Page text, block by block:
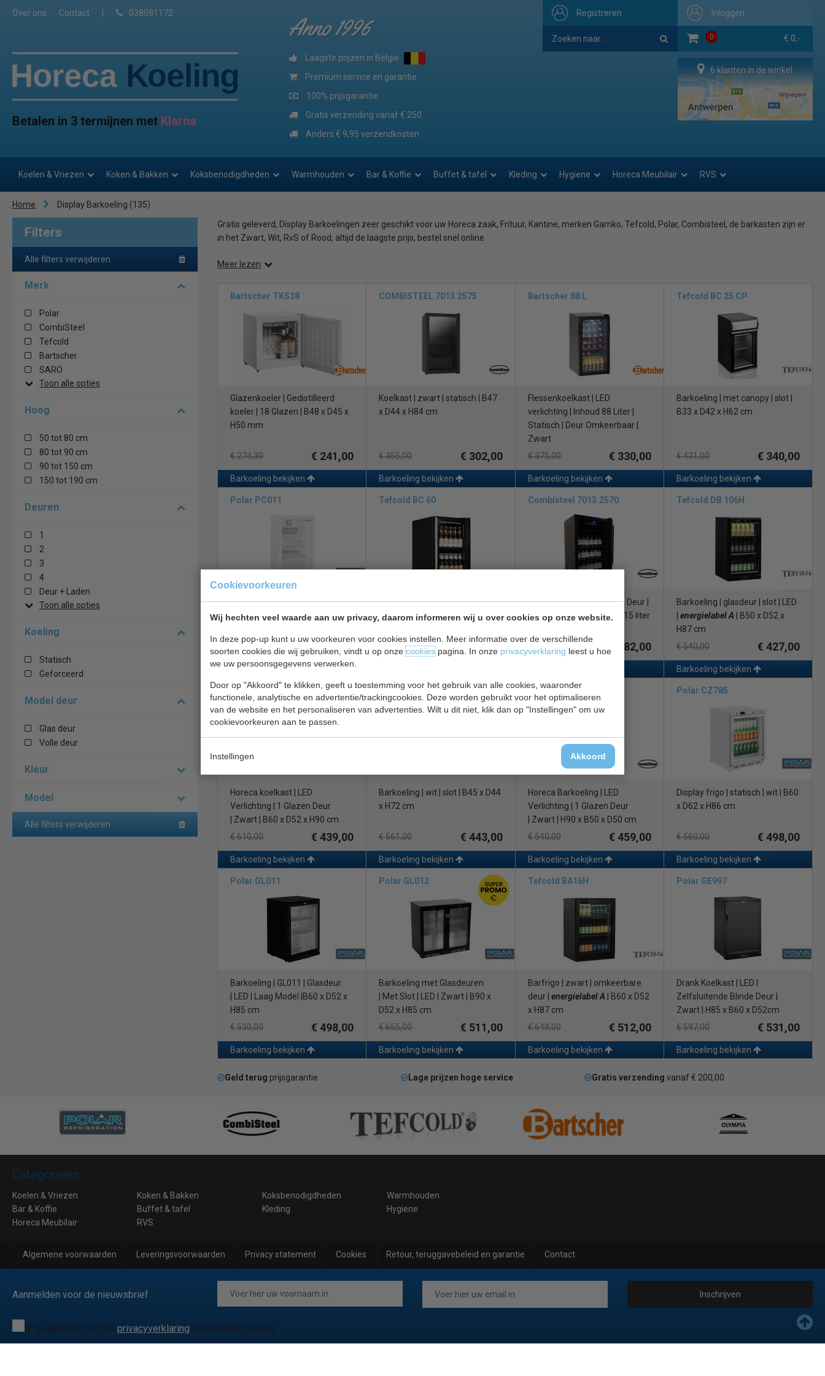
Cookievoorkeuren
Wij hechten veel waarde aan uw privacy, daarom informeren wij u over cookies op onze website.
In deze pop-up kunt u uw voorkeuren voor cookies instellen. Meer informatie over de verschillende
soorten cookies die wij gebruiken, vindt u op onzecookiespagina. In onze privacyverklaring leest u hoe
we uw persoonsgegevens verwerken.
Door op "Akkoord" te klikken, geeft u toestemming voor het gebruik van alle cookies, waaronder
functionele, analytische en advertentie/trackingcookies. Deze worden gebruikt voor het optimaliseren
van de website en het personaliseren van advertenties. Wilt u dit niet, klik dan op "Instellingen" om uw
cookievoorkeuren aan te passen.
Instellingen Akkoord
Over ons Contact 038081172 Inloggen
0 € 0,-
Registreren
Betalen in 3 termijnen met Klarna
Anno 1996
Laagste prijzen in België
Premium service en garantie
100% prijsgarantie
Gratis verzending vanaf € 250
Anders € 9,95 verzendkosten
6 klanten in de winkel
Koelen & Vriezen Koken & Bakken Koksbenodigdheden Warmhouden Bar & Koffie Buffet & tafel Kleding Hygiene Horeca Meubilair RVS
Home Display Barkoeling (135)
Filters
Alle filters verwijderen
Merk
Polar
CombiSteel
Tefcold
Bartscher
SARO
Toon alle opties
Hoog
50 tot 80 cm
80 tot 90 cm
90 tot 150 cm
150 tot 190 cm
Deuren
1
2
3
4
Deur + Laden
Toon alle opties
Koeling
Statisch
Geforceerd
Model deur
Glas deur
Volle deur
Kleur
Model
Alle filters verwijderen
Gratis geleverd, Display Barkoelingen zeer geschikt voor uw Horeca zaak, Frituur, Kantine, merken Gamko, Tefcold, Polar, Combisteel, de barkasten zijn er
in het Zwart, Wit, RvS of Rood, altijd de laagste prijs, bestel snel online
Meer lezen
Bartscher TKS38
Glazenkoeler | Gedistilleerd
koeler | 18 Glazen | B48 x D45 x
H50 mm
€ 274,30 € 241,00
Barkoeling bekijken
COMBISTEEL 7013.2575
Koelkast | zwart | statisch | B47
x D44 x H84 cm
€ 355,00 € 302,00
Barkoeling bekijken
Bartscher 88 L
Flessenkoelkast | LED
verlichting | Inhoud 88 Liter |
Statisch | Deur Omkeerbaar |
Zwart
€ 375,00
€ 330,00
Barkoeling bekijken
Tefcold BC 25 CP
Barkoeling | met canopy | slot |
B33 x D42 x H62 cm
€ 431,00 € 340,00
Barkoeling bekijken
Polar PC011
Display koelkast | tafel model
| wit | B47 x D44 x H84 cm
€ 469,20 € 380,00
Barkoeling bekijken
Tefcold BC 60
Barkoeling | zwart | slot | B43 x
D50 x H69 cm
€ 484,00 € 382,00
Combisteel 7013.2570
Drank Koelkast | 1 Glazen Deur |
Zwart | LED verlichting | 115 liter
€ 449,00
€ 382,00
Tefcold DB 106H
Barkoeling | glasdeur | slot | LED
energielabel A | B50 x D52 x
H87 cm
€ 540,00
€ 427,00
Barkoeling bekijken
Combisteel 7527.0005
Horeca koelkast | LED
Verlichting | 1 Glazen Deur
| Zwart | B60 x D52 x H90 cm
€ 610,00
€ 439,00
Barkoeling bekijken
Tefcold FS60CP
Barkoeling | wit | slot | B45 x D44
x H72 cm
€ 561,00 € 443,00
Barkoeling bekijken
Combisteel 7455.1300
Horeca Barkoeling | LED
Verlichting | 1 Glazen Deur
| Zwart | H90 x B50 x D50 cm
€ 540,00
€ 459,00
Barkoeling bekijken
Polar CZ785
Display frigo | statisch | wit | B60
x D62 x H86 cm
€ 560,00 € 498,00
Barkoeling bekijken
Polar GL011
Barkoeling | GL011 | Glasdeur
| LED | Laag Model |B60 x D52 x
H85 cm
€ 530,00
€ 498,00
Barkoeling bekijken
Polar GL012
Barkoeling met Glasdeuren
| Met Slot | LED | Zwart | B90 x
D52 x H85 cm
€ 655,00
€ 511,00
Barkoeling bekijken
Tefcold BA16H
Barfrigo | zwart | omkeerbare
deur | energielabel A | B60 x D52
x H87 cm
€ 648,00
€ 512,00
Barkoeling bekijken
Polar GE997
Drank Koelkast | LED |
Zelfsluitende Blinde Deur |
Zwart | H85 x B60 x D52cm
€ 597,00
€ 531,00
Barkoeling bekijken
Geld terug prijsgarantie Lage prijzen hoge service Gratis verzending vanaf € 200,00
Categorieën
Koelen & Vriezen Koken & Bakken Koksbenodigdheden
Warmhouden
Bar & Koffie
Buffet & tafel Kleding
Hygiene
Horeca Meubilair
RVS
Algemene voorwaarden Leveringsvoorwaarden Privacy statement Cookies Retour, teruggavebeleid en garantie Contact
Aanmelden voor de nieuwsbrief Inschrijven
Ik ga akkoord met de privacyverklaring van Horeca Koeling